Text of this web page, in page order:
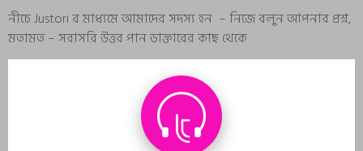
নীচে Justori র মাধ্যমে আমাদের সদস্য হন – নিজে বলুন আপনার প্রশ্ন,
মতামত – সরাসরি উত্তর পান ডাক্তারের কাছ থেকে